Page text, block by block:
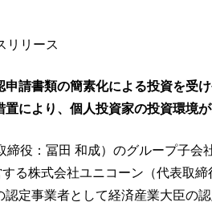
リリース
申請書類の簡素化による投資を受
置により、個人投資家の投資環境
締役：冨田 和成）のグループ子会
る株式会社ユニコーン（代表取締
定事業者として経済産業大臣の